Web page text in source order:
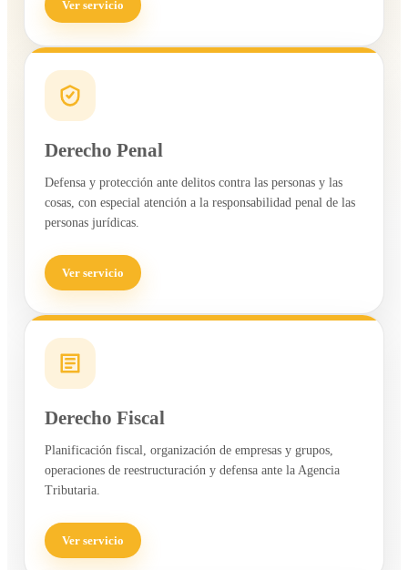
Ver servicio
Derecho Penal
Defensa y protección ante delitos contra las personas y las
cosas, con especial atención a la responsabilidad penal de las
personas jurídicas.
Ver servicio
Derecho Fiscal
Planificación fiscal, organización de empresas y grupos,
operaciones de reestructuración y defensa ante la Agencia
Tributaria.
Ver servicio